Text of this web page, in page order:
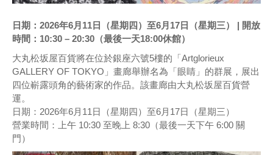
日期：2026年6月11日（星期四）至6月17日（星期三） | 開放
時間：10:30 – 20:30（最後一天18:00休館）
大丸松坂屋百貨將在位於銀座六號5樓的「Artglorieux
GALLERY OF TOKYO」畫廊舉辦名為「眼睛」的群展，展出
四位嶄露頭角的藝術家的作品。該畫廊由大丸松坂屋百貨營
運。
日期：2026年6月11日（星期四）至6月17日（星期三）
營業時間：上午 10:30 至晚上 8:30（最後一天下午 6:00 關
門）